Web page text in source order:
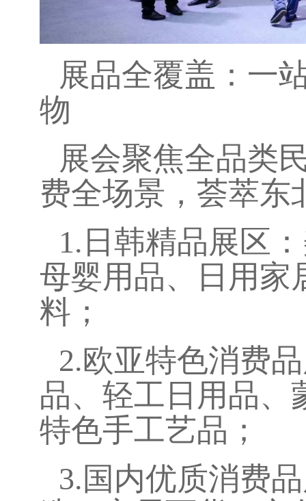
展品全覆盖：一
物
展会聚焦全品类
费全场景，荟萃东
1. 日韩精品展区
母婴用品、日用家
料；
2.欧亚特色消费
品、轻工日用品、
特色手工艺品；
3.国内优质消费